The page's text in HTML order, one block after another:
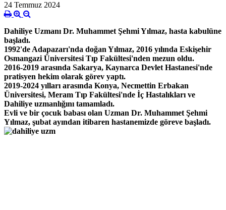
24 Temmuz 2024
Dahiliye Uzmanı Dr. Muhammet Şehmi Yılmaz, hasta kabulüne
başladı.
1992'de Adapazarı'nda doğan Yılmaz, 2016 yılında Eskişehir
Osmangazi Üniversitesi Tıp Fakültesi'nden mezun oldu.
2016-2019 arasında Sakarya, Kaynarca Devlet Hastanesi'nde
pratisyen hekim olarak görev yaptı.
2019-2024 yılları arasında Konya, Necmettin Erbakan
Üniversitesi, Meram Tıp Fakültesi'nde İç Hastalıkları ve
Dahiliye uzmanlığını tamamladı.
Evli ve bir çocuk babası olan Uzman Dr. Muhammet Şehmi
Yılmaz, şubat ayından itibaren hastanemizde göreve başladı.